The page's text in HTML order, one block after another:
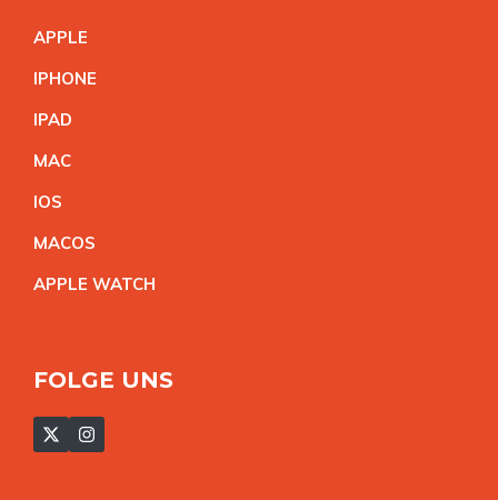
APPLE
IPHONE
IPAD
MAC
IOS
MACOS
APPLE WATCH
FOLGE UNS